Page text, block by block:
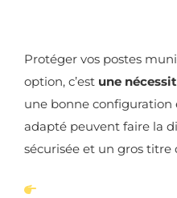
Protéger vos postes
option, c’est une
une bonne
adapté peuvent faire la
sécurisée et un gros titre